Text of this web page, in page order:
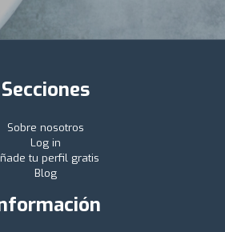
Secciones
Sobre nosotros
Log in
tu perfil gratis
Blog